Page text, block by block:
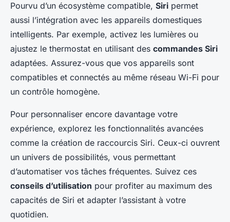
Pourvu d’un écosystème compatible, Siri permet
aussi l’intégration avec les appareils domestiques
intelligents. Par exemple, activez les lumières ou
ajustez le thermostat en utilisant des commandes Siri
adaptées. Assurez-vous que vos appareils sont
compatibles et connectés au même réseau Wi-Fi pour
un contrôle homogène.
Pour personnaliser encore davantage votre
expérience, explorez les fonctionnalités avancées
comme la création de raccourcis Siri. Ceux-ci ouvrent
un univers de possibilités, vous permettant
d’automatiser vos tâches fréquentes. Suivez ces
conseils d’utilisation pour profiter au maximum des
capacités de Siri et adapter l’assistant à votre
quotidien.